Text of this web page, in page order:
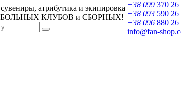
атрибутика и экипировка
КЛУБОВ и СБОРНЫХ!
+38 099 370 26
+38 093 590 26
+38 096 880 26
info@fan-